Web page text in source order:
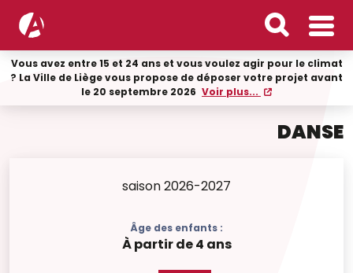
Vous avez entre 15 et 24 ans et vous voulez agir pour le climat
? La Ville de Liège vous propose de déposer votre projet avant
le 20 septembre 2026 Voir plus...
DANSE
saison 2026-2027
Âge des enfants :
À partir de 4 ans